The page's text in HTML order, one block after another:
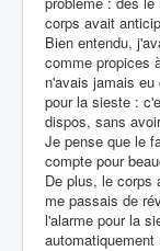
corps avait
Bien entendu,
comme propices
n'avais jamais
pour la sieste :
dispos, sans
Je pense que le
compte pour
De plus, le corps
me passais de
l'alarme pour la